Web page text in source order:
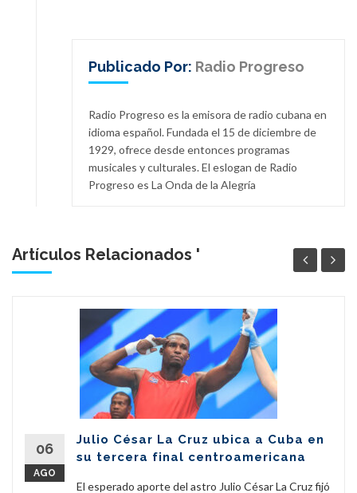
Publicado Por: Radio Progreso
Radio Progreso es la emisora de radio cubana en
idioma español. Fundada el 15 de diciembre de
1929, ofrece desde entonces programas
musicales y culturales. El eslogan de Radio
Progreso es La Onda de la Alegría
Artículos Relacionados '
06
AGO
Julio César La Cruz ubica a Cuba en
su tercera final centroamericana
El esperado aporte del astro Julio César La Cruz fijó